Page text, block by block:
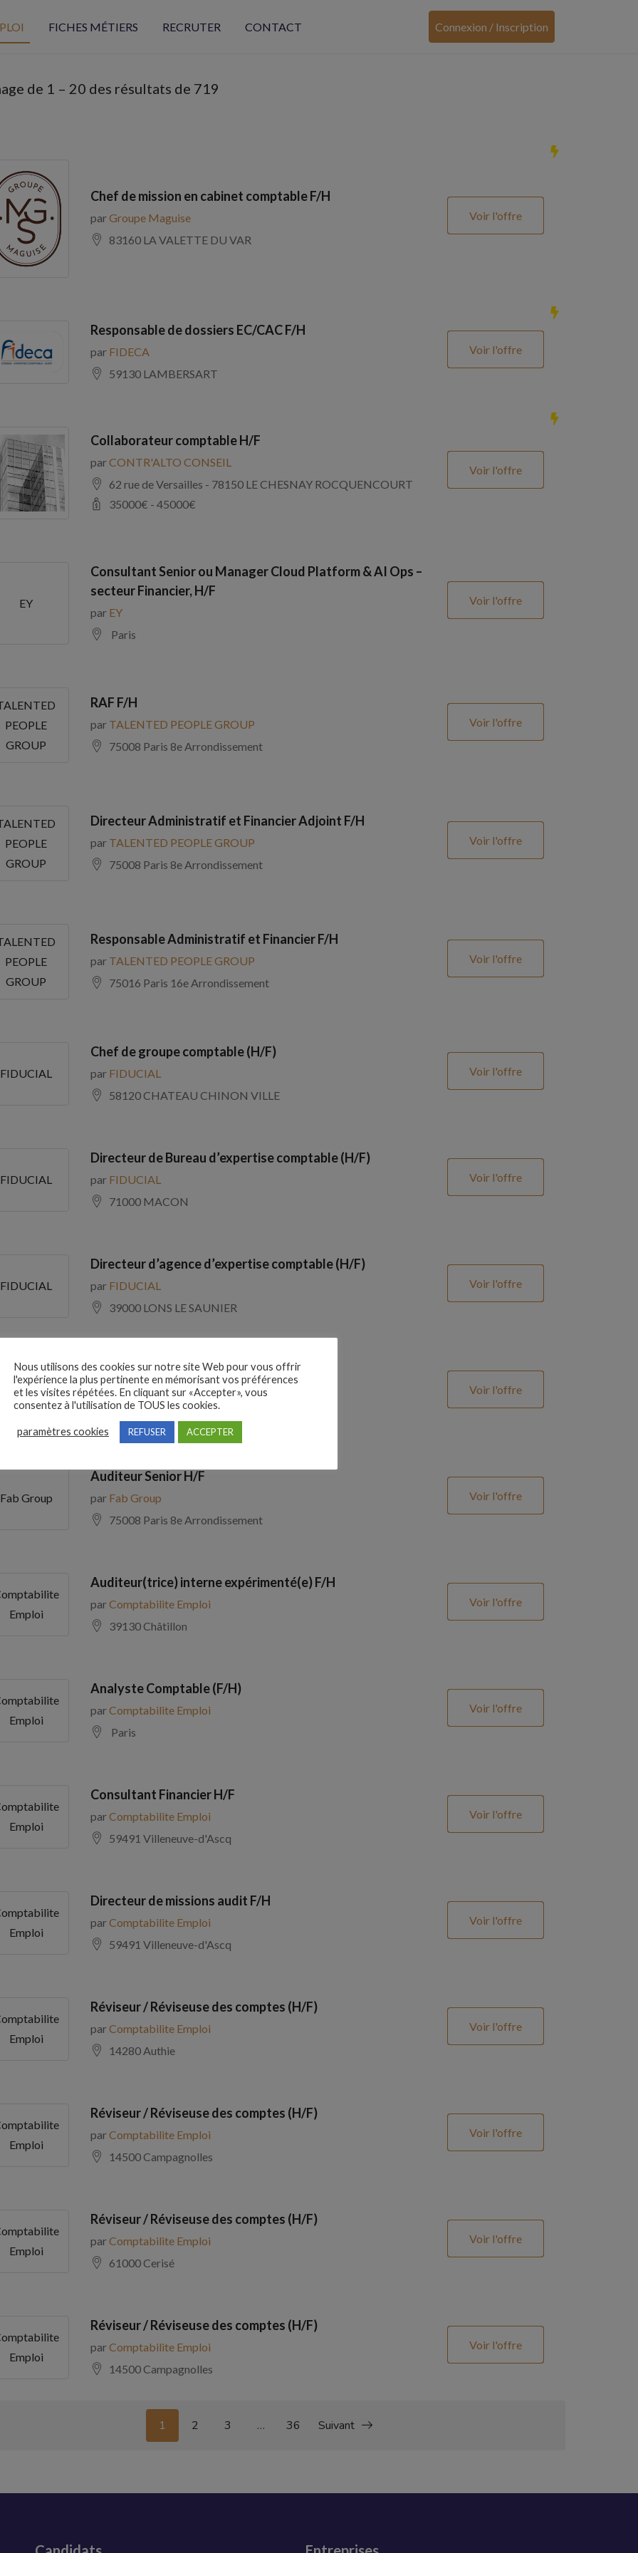
FICHES MÉTIERS RECRUTER CONTACT Connexion / Inscription
de 1 – 20 des résultats de 719
Chef de mission en cabinet comptable F/H
parGroupe Maguise
83160 LA VALETTE DU VAR
Voir l'offre
Responsable de dossiers EC/CAC F/H
par FIDECA
59130 LAMBERSART
Voir l'offre
Collaborateur comptable H/F
parCONTR'ALTO CONSEIL
62 rue de Versailles - 78150 LE CHESNAY ROCQUENCOURT
35000€ - 45000€
Voir l'offre
EY
Consultant Senior ou Manager Cloud Platform & AI Ops –
secteur Financier, H/F
par EY
Paris
Voir l'offre
PEOPLE
GROUP
RAF F/H
par TALENTED PEOPLE GROUP
75008 Paris 8e Arrondissement
Voir l'offre
PEOPLE
GROUP
Directeur Administratif et Financier Adjoint F/H
par TALENTED PEOPLE GROUP
75008 Paris 8e Arrondissement
Voir l'offre
PEOPLE
GROUP
Responsable Administratif et Financier F/H
par TALENTED PEOPLE GROUP
75016 Paris 16e Arrondissement
Voir l'offre
FIDUCIAL
Chef de groupe comptable (H/F)
par FIDUCIAL
58120 CHATEAU CHINON VILLE
Voir l'offre
FIDUCIAL
Directeur de Bureau d’expertise comptable (H/F)
par FIDUCIAL
71000 MACON
Voir l'offre
FIDUCIAL
Directeur d’agence d’expertise comptable (H/F)
par FIDUCIAL
39000 LONS LE SAUNIER
Voir l'offre
ADECCO
Comptable Fournisseurs H/F
parADECCO
69100 Villeurbanne
Voir l'offre
Fab Group
Auditeur Senior H/F
par Fab Group
75008 Paris 8e Arrondissement
Voir l'offre
Emploi
Auditeur(trice) interne expérimenté(e) F/H
parComptabilite Emploi
39130 Châtillon
Voir l'offre
Emploi
Analyste Comptable (F/H)
parComptabilite Emploi
Paris
Voir l'offre
Emploi
Consultant Financier H/F
parComptabilite Emploi
59491 Villeneuve-d'Ascq
Voir l'offre
Emploi
Directeur de missions audit F/H
parComptabilite Emploi
59491 Villeneuve-d'Ascq
Voir l'offre
Emploi
Réviseur / Réviseuse des comptes (H/F)
parComptabilite Emploi
14280 Authie
Voir l'offre
Emploi
Réviseur / Réviseuse des comptes (H/F)
parComptabilite Emploi
14500 Campagnolles
Voir l'offre
Emploi
Réviseur / Réviseuse des comptes (H/F)
parComptabilite Emploi
61000 Cerisé
Voir l'offre
Emploi
Réviseur / Réviseuse des comptes (H/F)
parComptabilite Emploi
14500 Campagnolles
Voir l'offre
1 2 3 … 36 Suivant
Nous utilisons des cookies sur notre site Web pour vous offrir
l'expérience la plus pertinente en mémorisant vos préférences
et les visites répétées. En cliquant sur «Accepter», vous
consentez à l'utilisation de TOUS les cookies.
paramètres cookies REFUSER ACCEPTER